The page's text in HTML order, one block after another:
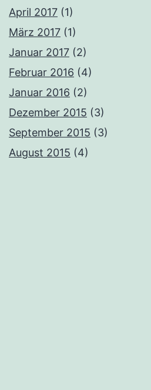
April 2017 (1)
März 2017 (1)
Januar 2017 (2)
Februar 2016 (4)
Januar 2016 (2)
Dezember 2015 (3)
September 2015 (3)
August 2015 (4)